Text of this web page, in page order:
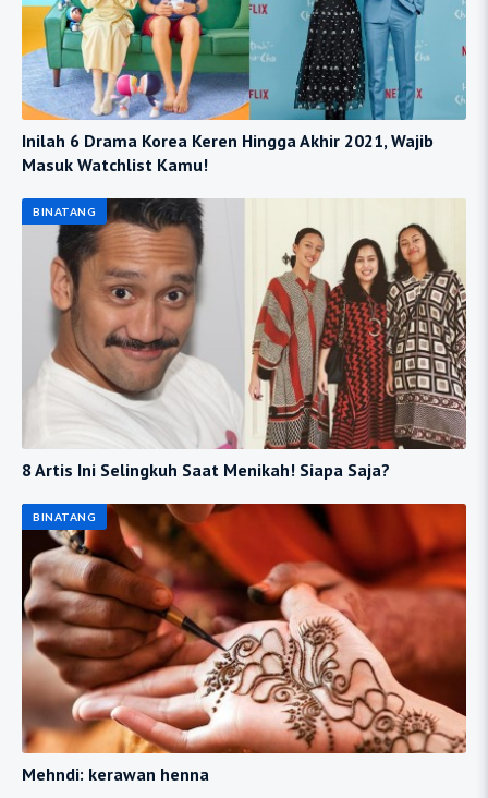
Inilah 6 Drama Korea Keren Hingga Akhir 2021, Wajib
Masuk Watchlist Kamu!
BINATANG
8 Artis Ini Selingkuh Saat Menikah! Siapa Saja?
BINATANG
Mehndi: kerawan henna